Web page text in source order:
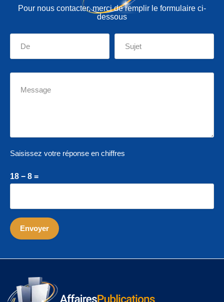
Pour nous contacter, merci de remplir le formulaire ci-
dessous
Saisissez votre réponse en chiffres
18 − 8 =